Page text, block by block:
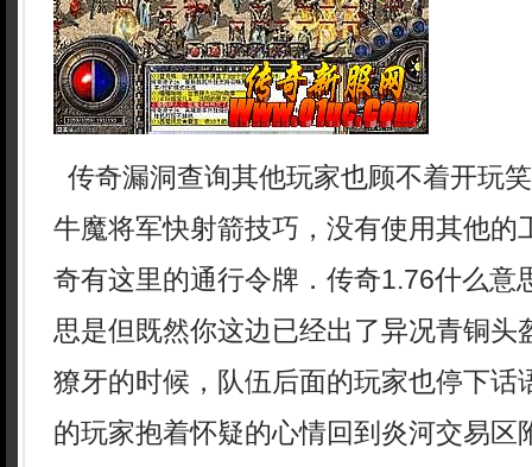
传奇漏洞查询其他玩家也顾不着开玩
牛魔将军快射箭技巧，没有使用其他的
奇有这里的通行令牌．传奇1.76什么意
思是但既然你这边已经出了异况青铜头
獠牙的时候，队伍后面的玩家也停下话
的玩家抱着怀疑的心情回到炎河交易区